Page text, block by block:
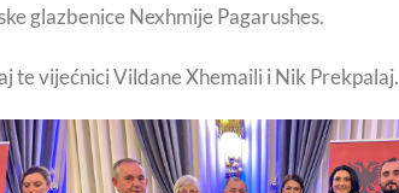
glazbenice Nexhmije Pagarushes.
te vijećnici Vildane Xhemaili i Nik Prekpalaj.